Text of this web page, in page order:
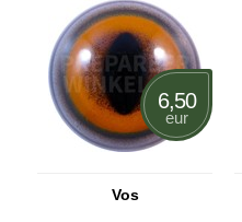
6,50
eur
Vos